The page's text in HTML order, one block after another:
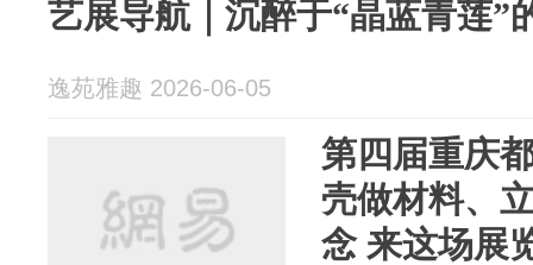
艺展导航｜沉醉于“晶蓝青莲”
逸苑雅趣 2026-06-05
第四届重庆
壳做材料、
念 来这场展